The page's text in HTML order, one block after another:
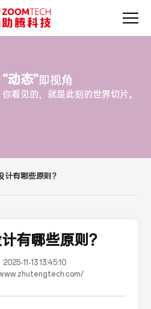
“动态”即视角
你看见的，就是此刻的世界切片。
计有哪些原则？
有哪些原则？
2025-11-13 13:45:10